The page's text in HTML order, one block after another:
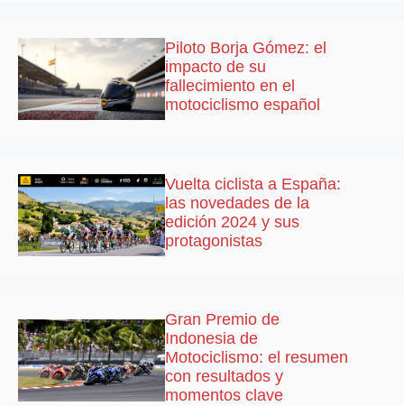
Piloto Borja Gómez: el
impacto de su
fallecimiento en el
motociclismo español
Vuelta ciclista a España:
las novedades de la
edición 2024 y sus
protagonistas
Gran Premio de
Indonesia de
Motociclismo: el resumen
con resultados y
momentos clave